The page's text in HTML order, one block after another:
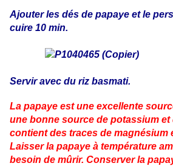
Ajouter les dés de papaye et le
cuire 10 min.
Servir avec du riz basmati.
La papaye est une excellente
une bonne source de potassium et
contient des traces de magnésium
Laisser la papaye à température
besoin de mûrir. Conserver la